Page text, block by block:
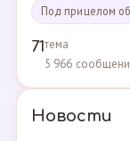
Под прицелом
71тема
5 966
Новости